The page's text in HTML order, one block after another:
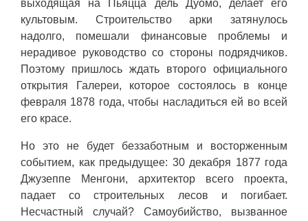
выходящая на Пьяцца дель Дуомо, делает его
культовым. Строительство арки затянулось
надолго, помешали финансовые проблемы и
нерадивое руководство со стороны подрядчиков.
Поэтому пришлось ждать второго официального
открытия Галереи, которое состоялось в конце
февраля 1878 года, чтобы насладиться ей во всей
его красе.
Но это не будет беззаботным и восторженным
событием, как предыдущее: 30 декабря 1877 года
Джузеппе Менгони, архитектор всего проекта,
падает со строительных лесов и погибает.
Несчастный случай? Самоубийство, вызванное